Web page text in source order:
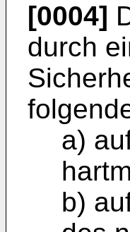
[0004]
durch
a)
b)